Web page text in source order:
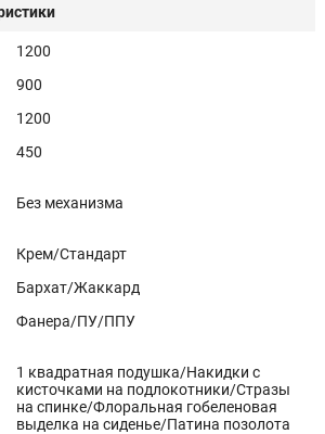
1200
900
1200
450
Без механизма
Крем/Стандарт
Бархат/Жаккард
Фанера/ПУ/ППУ
1 квадратная подушка/Накидки с
кисточками на подлокотники/Стразы
на спинке/Флоральная гобеленовая
выделка на сиденье/Патина позолота